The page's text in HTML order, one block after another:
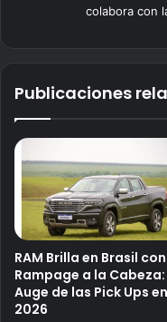
colabora con
Publicaciones
RAM Brilla en Brasil
Rampage a la Cabeza:
Auge de las Pick Ups en
2026